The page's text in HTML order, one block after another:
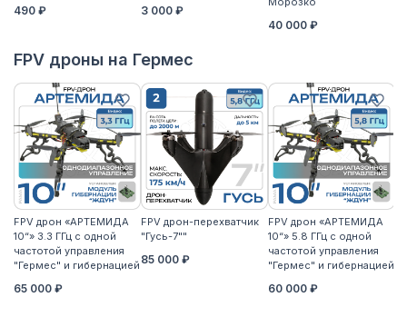
490 ₽ 3 000 ₽
40 000 ₽
FPV дроны на Гермес
FPV дрон «АРТЕМИДА
10“» 3.3 ГГц с одной
частотой управления
"Гермес" и гибернацией
65 000 ₽
FPV дрон-перехватчик
"Гусь-7""
85 000 ₽
FPV дрон «АРТЕМИДА
10“» 5.8 ГГц с одной
частотой управления
"Гермес" и гибернацией
60 000 ₽